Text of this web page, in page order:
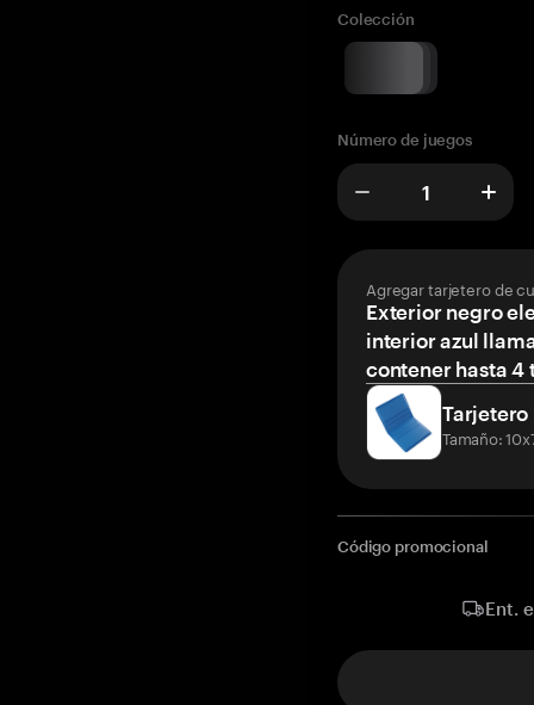
Colección
Número de juegos
Agregar tarjetero de
Exterior negro
interior azul
contener hasta 4
Tarjetero
Tamaño:
Código promocional
Ent.